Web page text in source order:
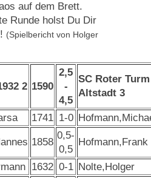
auf dem Brett.
Runde holst Du Dir
(Spielbericht von Holger
2 1590
2,5
-
4,5
SC Roter Turm
Altstadt 3
1741 1-0
1858
0,5-
0,5
Hofmann,Frank
1632 0-1 Nolte,Holger